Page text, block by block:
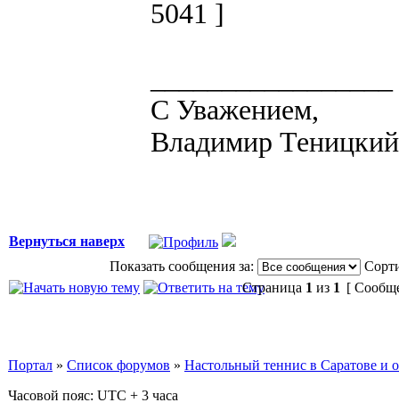
5041 ]
С Уважением,
Владимир Теницкий
Вернуться наверх
Показать сообщения за:
Страница 1 из 1 [
Портал » Список форумов » Настольный теннис в Саратове и
Часовой пояс: UTC + 3 часа